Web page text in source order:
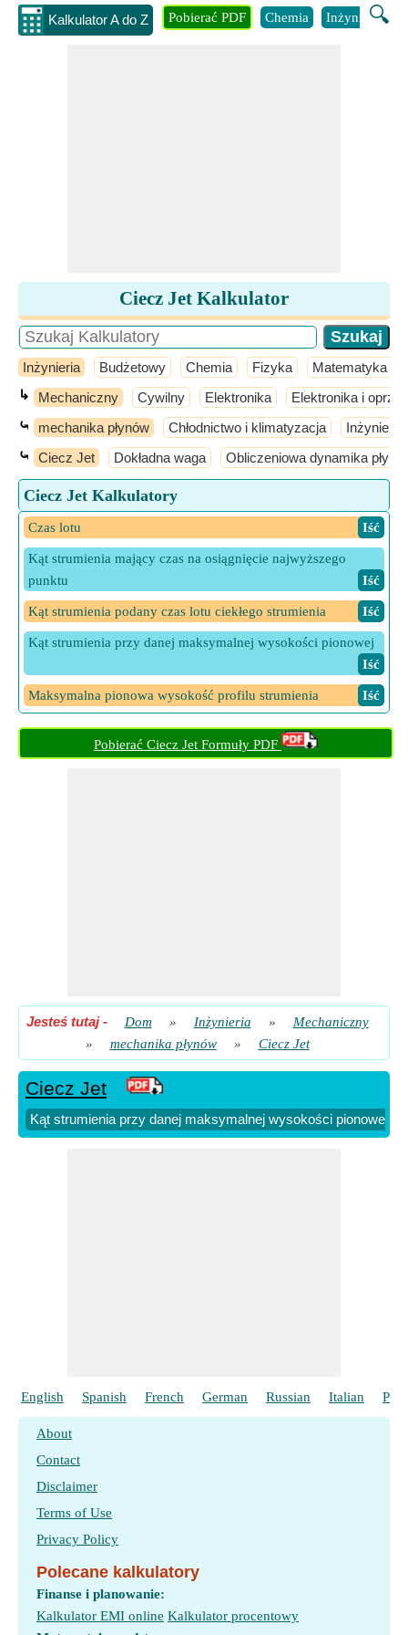
Kalkulator A do Z 🔍
Pobierać PDF Chemia Inżynieria
Ciecz Jet Kalkulator
Inżynieria Budżetowy Chemia Fizyka Matematyka
↳ Mechaniczny Cywilny Elektronika Elektronika i
⤿ mechanika płynów Chłodnictwo i klimatyzacja
⤿ Ciecz Jet Dokładna waga Obliczeniowa dynamika
Ciecz Jet Kalkulatory
Czas lotu ​ Iść
Kąt strumienia mający czas na osiągnięcie najwyższego
punktu
​ Iść
Kąt strumienia podany czas lotu ciekłego strumienia ​ Iść
Kąt strumienia przy danej maksymalnej wysokości pionowej
​ Iść
Maksymalna pionowa wysokość profilu strumienia ​ Iść
Odmiana y z x w swobodnym strumieniu cieczy ​ Iść
Prędkość początkowa podana Czas do osiągnięcia
Pobierać Ciecz Jet Formuły PDF
Jesteś tutaj- Dom » Inżynieria »
Mechaniczny
»
mechanika płynów » Ciecz Jet
Ciecz Jet
Kąt strumienia przy danej maksymalnej wysokości pionowej
English Spanish French German Russian Italian
About
Contact
Disclaimer
Terms of Use
Privacy Policy
Polecane kalkulatory
Finanse i planowanie:
Kalkulator EMI online Kalkulator procentowy